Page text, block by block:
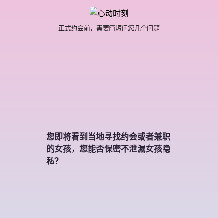
正式约会前，需要简短问您几个问题
您即将看到当地寻找约会或者兼职
的女孩，您能否保密不泄漏女孩隐
私？